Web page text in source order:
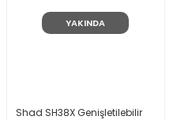
YAKINDA
Shad SH38X Genişletilebilir